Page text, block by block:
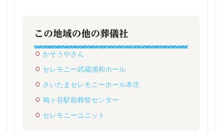
この地域の他の葬儀社
かそうやさん
セレモニー武蔵浦和ホール
さいたまセレモニーホール本庄
鳩ヶ谷駅前葬祭センター
セレモニーユニット